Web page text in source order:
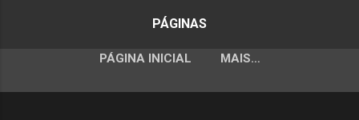
PÁGINAS
PÁGINA INICIAL MAIS…